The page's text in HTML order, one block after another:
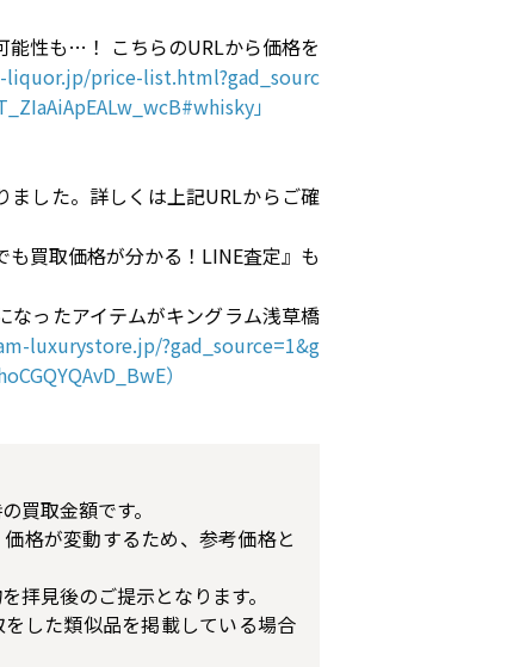
能性も…！ こちらのURLから価格を
price-list.html?gad_sourc
」
した。詳しくは上記URLからご確
買取価格が分かる！LINE査定』も
なったアイテムがキングラム浅草橋
luxurystore.jp/?gad_source=1&g
）
買取金額です。
格が変動するため、参考価格と
拝見後のご提示となります。
した類似品を掲載している場合